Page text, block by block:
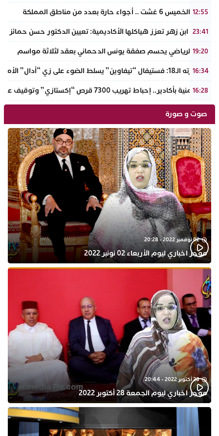
12:55
طقس الخميس 6 غشت .. أجواء حارة بعدد من مناطق المملكة
23:41
جامعة ابن زهر تعزز هياكلها الأكاديمية: تعيين الدكتور حسن حمائز
19:20
الرجاء الرياضي يحسم صفقة يونس الدحماني بعقد لثلاثة مواسم
16:34
في دورته الـ18: فستيفال “تيفاوين” يسلط الضوء على زي “أدال” الأمازيغي ويكرم رائدات التطريز والتصميم بالـأطلس الصغير
16:28
ضربة أمنية بأكادير.. إحباط تهريب 7300 قرص “إكستازي” وتوقيف عنصرين من ذوي السوابق
صوت و صورة
02 نوفمبر 2022 - 20:28
موجز اخباري ليوم الأربعاء 02 نونبر 2022
28 أكتوبر 2022 - 20:44
موجز اخباري ليوم الجمعة 28 أكتوبر 2022